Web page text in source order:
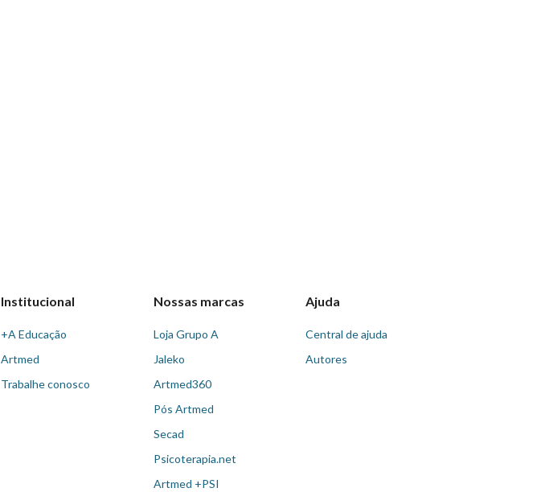
Institucional
+A Educação
Artmed
Trabalhe conosco
Nossas marcas
Loja Grupo A
Jaleko
Artmed360
Pós Artmed
Secad
Psicoterapia.net
Artmed +PSI
Ajuda
Central de ajuda
Autores